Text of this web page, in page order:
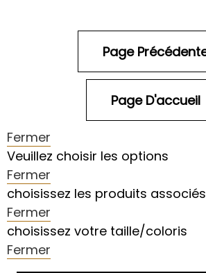
Fermer
Veuillez choisir les options
Fermer
choisissez les produits associés
Fermer
choisissez votre taille/coloris
Fermer